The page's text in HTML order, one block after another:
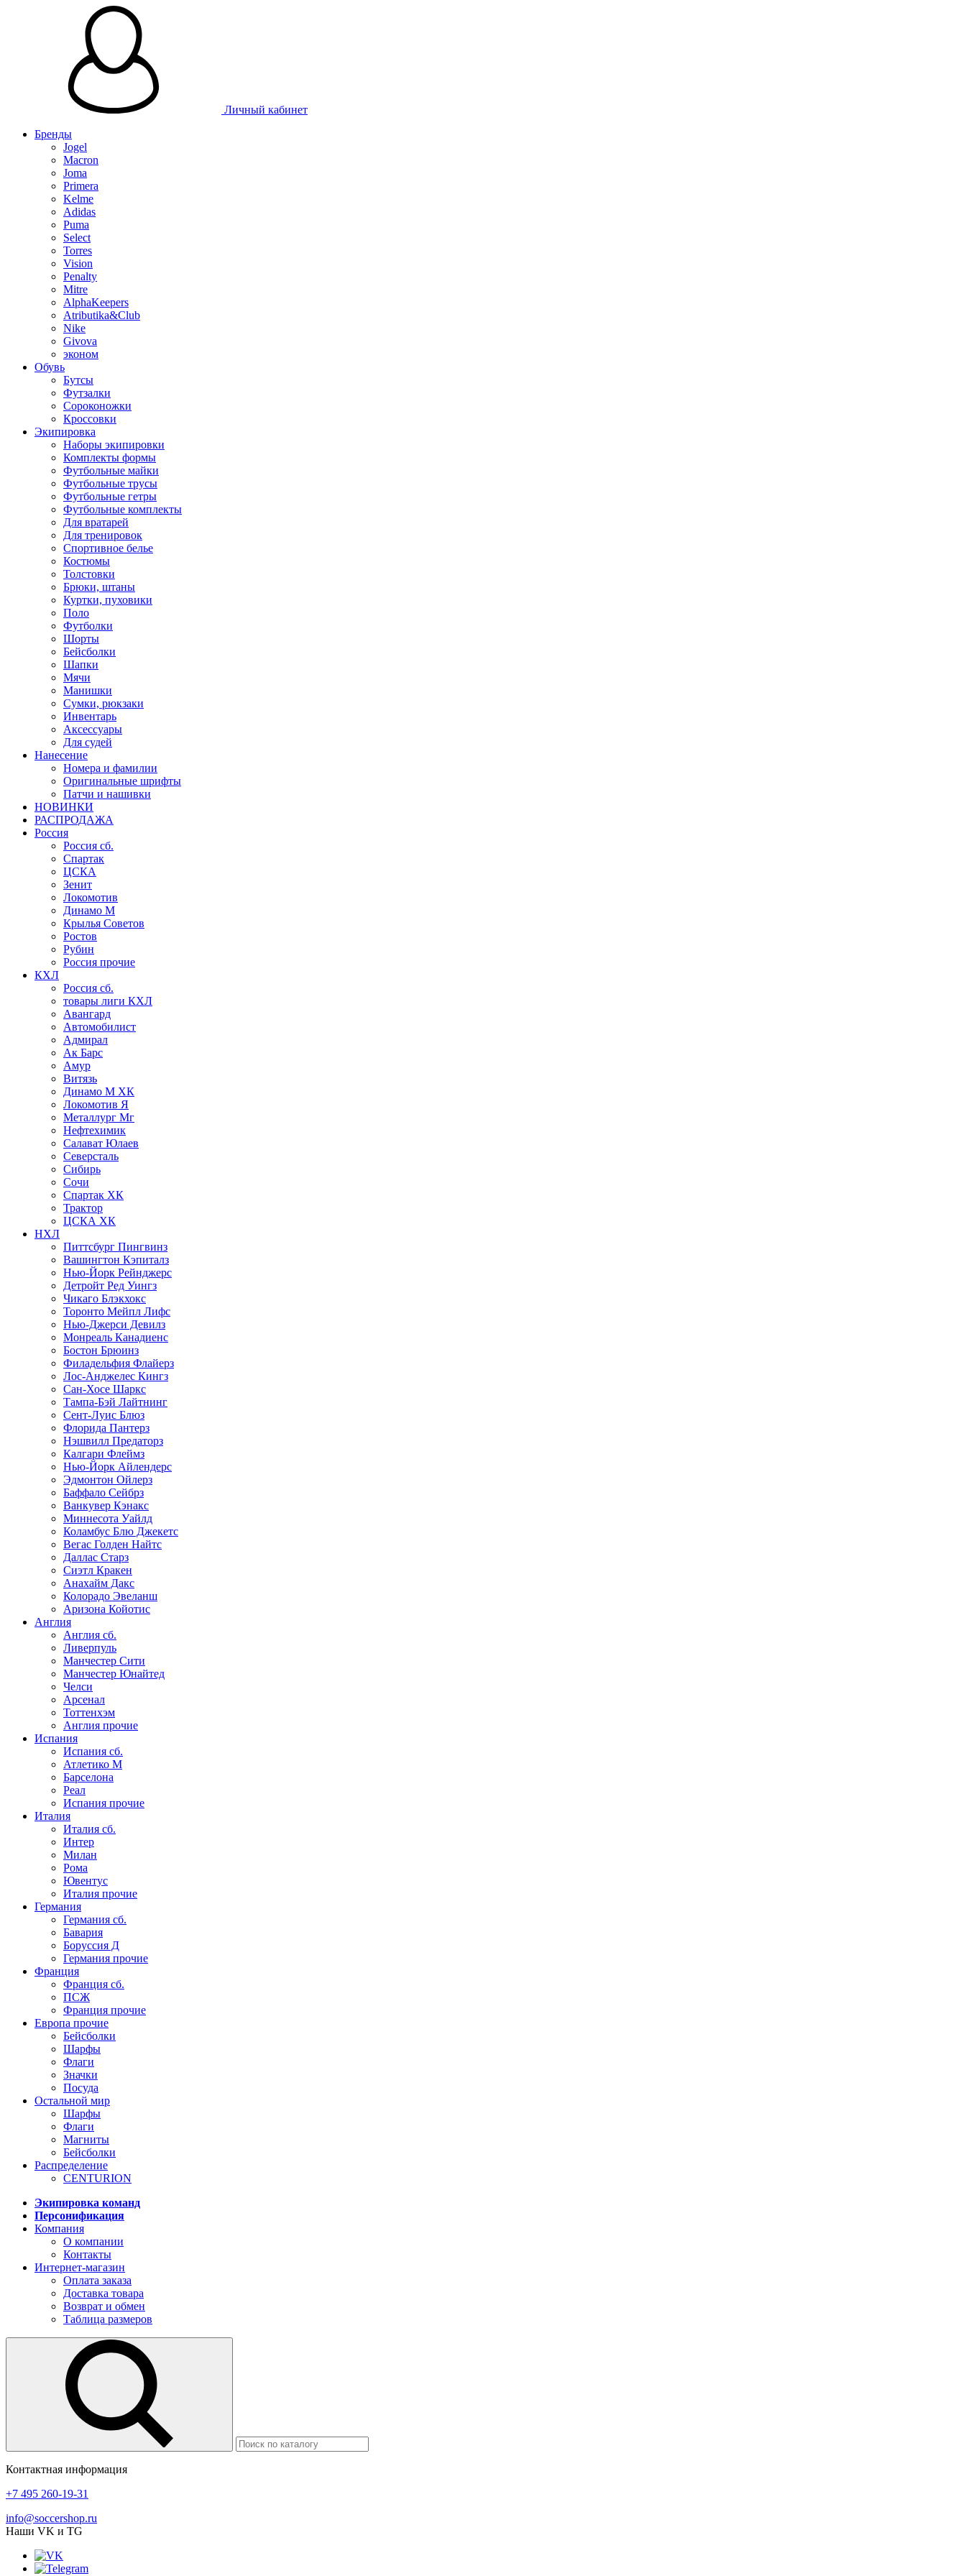
Личный кабинет
Бренды
Jogel
Macron
Joma
Primera
Kelme
Adidas
Puma
Select
Torres
Vision
Penalty
Mitre
AlphaKeepers
Atributika&Club
Nike
Givova
эконом
Обувь
Бутсы
Футзалки
Сороконожки
Кроссовки
Экипировка
Наборы экипировки
Комплекты формы
Футбольные майки
Футбольные трусы
Футбольные гетры
Футбольные комплекты
Для вратарей
Для тренировок
Спортивное белье
Костюмы
Толстовки
Брюки, штаны
Куртки, пуховики
Поло
Футболки
Шорты
Бейсболки
Шапки
Мячи
Манишки
Сумки, рюкзаки
Инвентарь
Аксессуары
Для судей
Нанесение
Номера и фамилии
Оригинальные шрифты
Патчи и нашивки
НОВИНКИ
РАСПРОДАЖА
Россия
Россия сб.
Спартак
ЦСКА
Зенит
Локомотив
Динамо М
Крылья Советов
Ростов
Рубин
Россия прочие
КХЛ
Россия сб.
товары лиги КХЛ
Авангард
Автомобилист
Адмирал
Ак Барс
Амур
Витязь
Динамо М ХК
Локомотив Я
Металлург Мг
Нефтехимик
Салават Юлаев
Северсталь
Сибирь
Сочи
Спартак ХК
Трактор
ЦСКА ХК
НХЛ
Питтсбург Пингвинз
Вашингтон Кэпиталз
Нью-Йорк Рейнджерс
Детройт Ред Уингз
Чикаго Блэкхокс
Торонто Мейпл Лифс
Нью-Джерси Девилз
Монреаль Канадиенс
Бостон Брюинз
Филадельфия Флайерз
Лос-Анджелес Кингз
Сан-Хосе Шаркс
Тампа-Бэй Лайтнинг
Сент-Луис Блюз
Флорида Пантерз
Нэшвилл Предаторз
Калгари Флеймз
Нью-Йорк Айлендерс
Эдмонтон Ойлерз
Баффало Сейбрз
Ванкувер Кэнакс
Миннесота Уайлд
Коламбус Блю Джекетс
Вегас Голден Найтс
Даллас Старз
Сиэтл Кракен
Анахайм Дакс
Колорадо Эвеланш
Аризона Койотис
Англия
Англия сб.
Ливерпуль
Манчестер Сити
Манчестер Юнайтед
Челси
Арсенал
Тоттенхэм
Англия прочие
Испания
Испания сб.
Атлетико М
Барселона
Реал
Испания прочие
Италия
Италия сб.
Интер
Милан
Рома
Ювентус
Италия прочие
Германия
Германия сб.
Бавария
Боруссия Д
Германия прочие
Франция
Франция сб.
ПСЖ
Франция прочие
Европа прочие
Бейсболки
Шарфы
Флаги
Значки
Посуда
Остальной мир
Шарфы
Флаги
Магниты
Бейсболки
Распределение
CENTURION
Экипировка команд
Персонификация
Компания
О компании
Контакты
Интернет-магазин
Оплата заказа
Доставка товара
Возврат и обмен
Таблица размеров
Контактная информация
+7 495 260-19-31
info@soccershop.ru
Наши VK и TG